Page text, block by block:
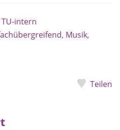
TU-intern
, Musik,
Teilen